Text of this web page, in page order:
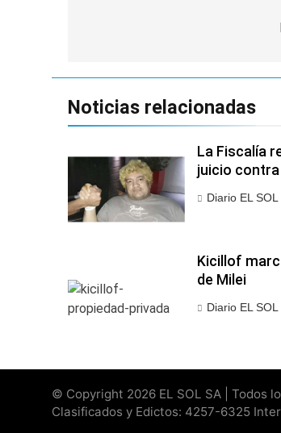
1 Día
Noticias relacionadas
La Fiscalía
juicio
Diario EL SOL
Kicillof
de Milei
Diario EL SOL
© Copyright 2026 EL SOL SA | Todos
Clasificados y Edictos: 4257-6325